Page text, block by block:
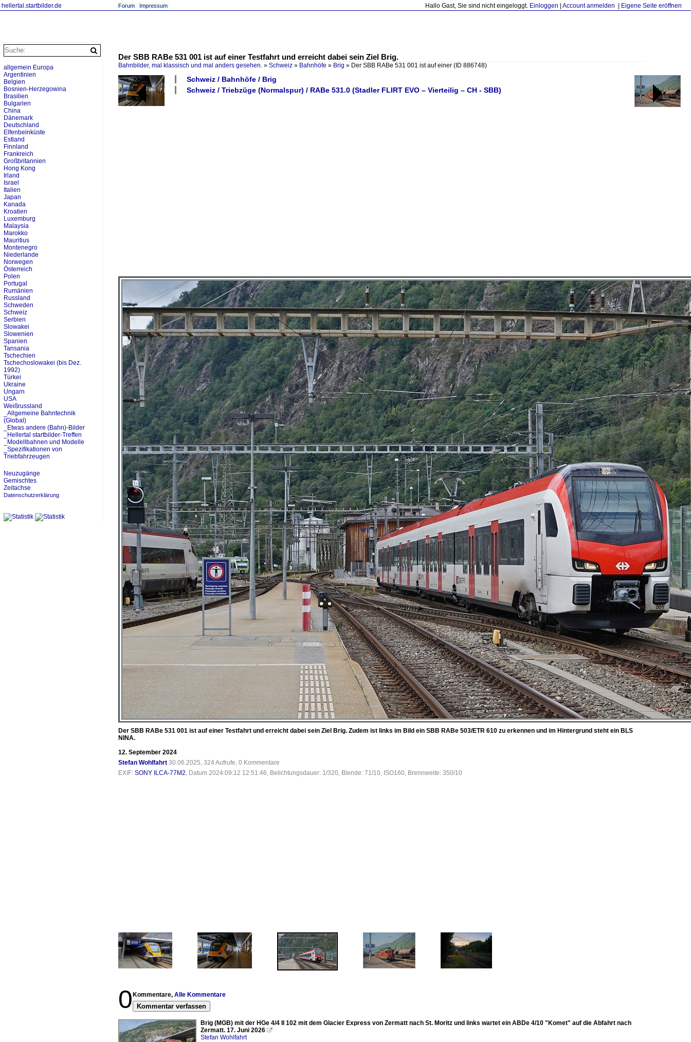
hellertal.startbilder.de Hallo Gast, Sie sind nicht eingeloggt. Einloggen Account anmelden Eigene Seite eröffnen
Forum Impressum
Der SBB RABe 531 001 ist auf einer Testfahrt und erreicht dabei sein Ziel Brig.
Bahnbilder, mal klassisch und mal anders gesehen. » Schweiz » Bahnhöfe » Brig » Der SBB RABe 531 001 ist auf einer (ID 886748)
Schweiz / Bahnhöfe / Brig
Schweiz / Triebzüge (Normalspur) / RABe 531.0 (Stadler FLIRT EVO – Vierteilig – CH - SBB)
Der SBB RABe 531 001 ist auf einer Testfahrt und erreicht dabei sein Ziel Brig. Zudem ist links im Bild ein SBB RABe 503/ETR 610 zu erkennen und im Hintergrund steht ein BLS
NINA.
12. September 2024
Stefan Wohlfahrt 30.06.2025, 324 Aufrufe, 0 Kommentare
EXIF: SONY ILCA-77M2, Datum 2024:09:12 12:51:46, Belichtungsdauer: 1/320, Blende: 71/10, ISO160, Brennweite: 350/10
0 Kommentare, Alle Kommentare
Kommentar verfassen
Brig (MGB) mit der HGe 4/4 II 102 mit dem Glacier Express von Zermatt nach St. Moritz und links wartet ein ABDe 4/10 "Komet" auf die Abfahrt nach
Zermatt. 17. Juni 2026 
Stefan Wohlfahrt
allgemein Europa
Argentinien
Belgien
Bosnien-Herzegowina
Brasilien
Bulgarien
China
Dänemark
Deutschland
Elfenbeinküste
Estland
Finnland
Frankreich
Großbritannien
Hong Kong
Irland
Israel
Italien
Japan
Kanada
Kroatien
Luxemburg
Malaysia
Marokko
Mauritius
Montenegro
Niederlande
Norwegen
Österreich
Polen
Portugal
Rumänien
Russland
Schweden
Schweiz
Serbien
Slowakei
Slowenien
Spanien
Tansania
Tschechien
Tschechoslowakei (bis Dez.
1992)
Türkei
Ukraine
Ungarn
USA
Weißrussland
_Allgemeine Bahntechnik
(Global)
_Etwas andere (Bahn)-Bilder
_Hellertal startbilder-Treffen
_Modellbahnen und Modelle
_Spezifikationen von
Triebfahrzeugen
Neuzugänge
Gemischtes
Zeitachse
Datenschutzerklärung